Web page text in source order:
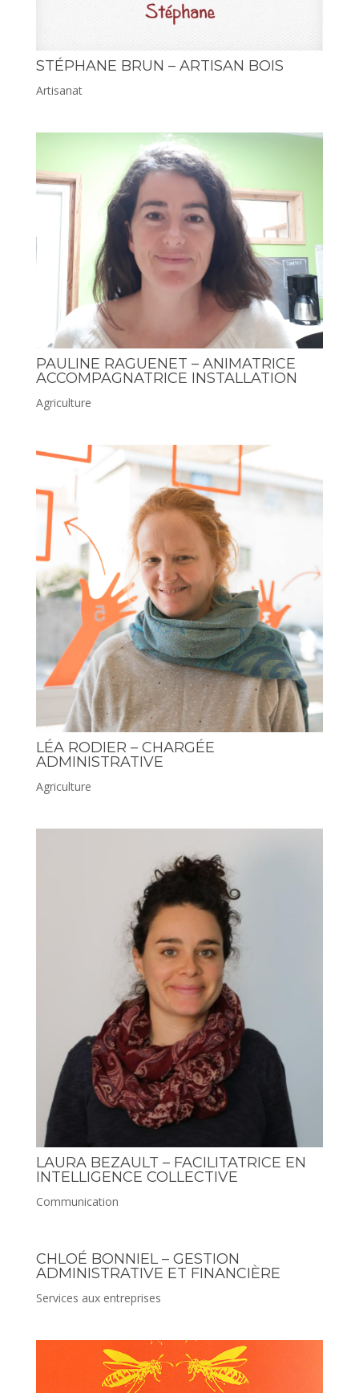
STÉPHANE BRUN – ARTISAN BOIS
Artisanat
PAULINE RAGUENET – ANIMATRICE
ACCOMPAGNATRICE INSTALLATION
Agriculture
LÉA RODIER – CHARGÉE
ADMINISTRATIVE
Agriculture
LAURA BEZAULT – FACILITATRICE EN
INTELLIGENCE COLLECTIVE
Communication
CHLOÉ BONNIEL – GESTION
ADMINISTRATIVE ET FINANCIÈRE
Services aux entreprises